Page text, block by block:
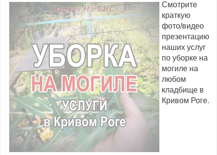
Смотрите
краткую
фото/видео
презентацию
наших услуг
по уборке на
могиле на
любом
кладбище в
Кривом Роге.